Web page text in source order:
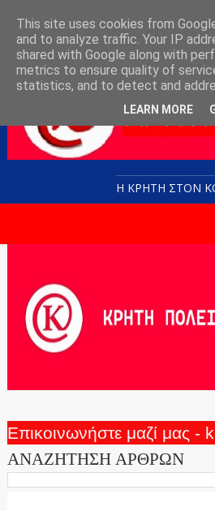
Η ΚΡΗΤΗ ΣΤΟN
Επικοινωνήστε μαζί μας
ΑΝΑΖΗΤΗΣΗ ΑΡΘΡΩΝ
This site uses cookies from
and to analyze traffic. Your IP
shared with Google along with
metrics to ensure quality of
statistics, and to detect and
LEARN MORE